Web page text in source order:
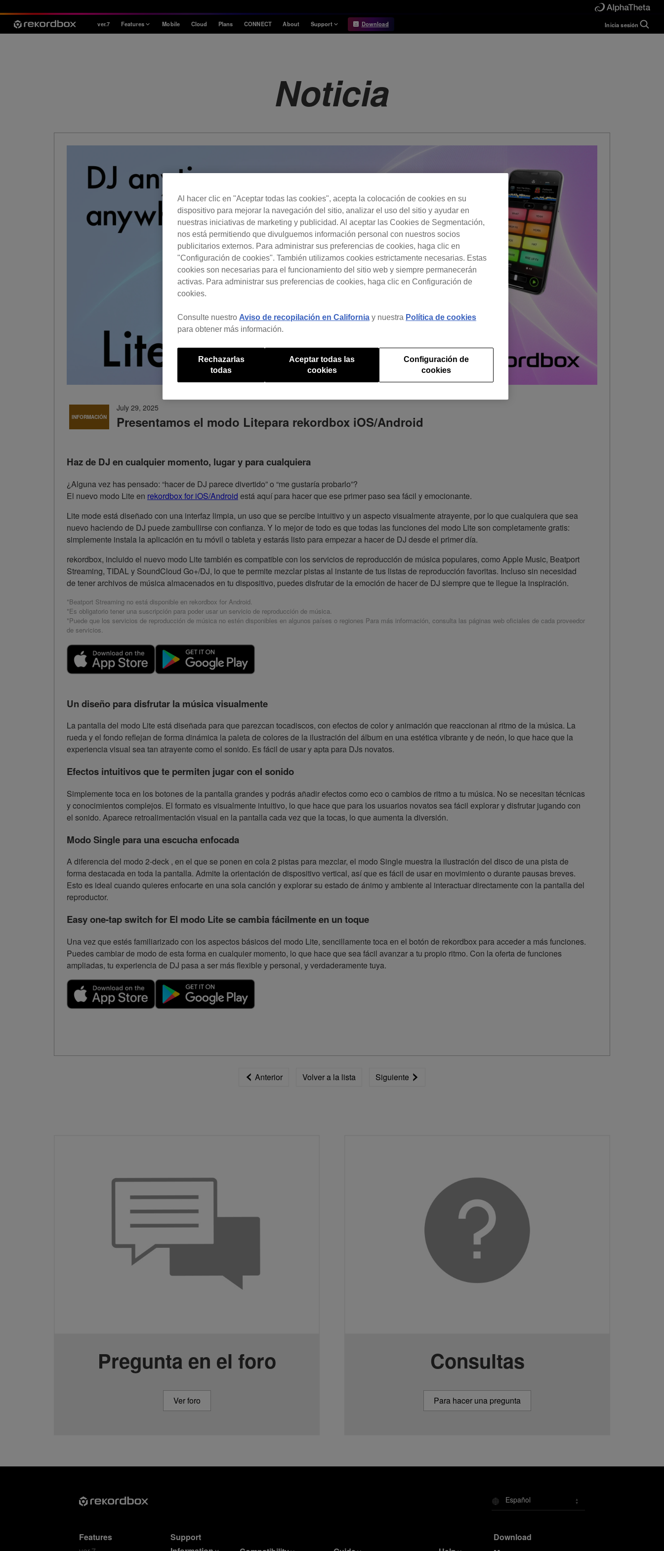
ver.7 Features Mobile Cloud Plans CONNECT About Support
Release Notes
Hardware Diagrams
Requirements
Download Inicia sesión
Noticia
INFORMACIÓN
July 29, 2025
Presentamos el modo Litepara rekordbox iOS/Android
Haz de DJ en cualquier momento, lugar y para cualquiera
¿Alguna vez has pensado: “hacer de DJ parece divertido” o “me gustaría probarlo”?
El nuevo modo Lite en rekordbox for iOS/Android está aquí para hacer que ese primer paso sea fácil y emocionante.
Lite mode está diseñado con una interfaz limpia, un uso que se percibe intuitivo y un aspecto visualmente atrayente, por lo que cualquiera que sea
nuevo haciendo de DJ puede zambullirse con confianza. Y lo mejor de todo es que todas las funciones del modo Lite son completamente gratis:
simplemente instala la aplicación en tu móvil o tableta y estarás listo para empezar a hacer de DJ desde el primer día.
rekordbox, incluido el nuevo modo Lite también es compatible con los servicios de reproducción de música populares, como Apple Music, Beatport
Streaming, TIDAL y SoundCloud Go+/DJ, lo que te permite mezclar pistas al instante de tus listas de reproducción favoritas. Incluso sin necesidad
de tener archivos de música almacenados en tu dispositivo, puedes disfrutar de la emoción de hacer de DJ siempre que te llegue la inspiración.
*Beatport Streaming no está disponible en rekordbox for Android.
*Es obligatorio tener una suscripción para poder usar un servicio de reproducción de música.
*Puede que los servicios de reproducción de música no estén disponibles en algunos países o regiones Para más información, consulta las páginas web oficiales de cada proveedor
de servicios.
Un diseño para disfrutar la música visualmente
La pantalla del modo Lite está diseñada para que parezcan tocadiscos, con efectos de color y animación que reaccionan al ritmo de la música. La
rueda y el fondo reflejan de forma dinámica la paleta de colores de la ilustración del álbum en una estética vibrante y de neón, lo que hace que la
experiencia visual sea tan atrayente como el sonido. Es fácil de usar y apta para DJs novatos.
Efectos intuitivos que te permiten jugar con el sonido
Simplemente toca en los botones de la pantalla grandes y podrás añadir efectos como eco o cambios de ritmo a tu música. No se necesitan técnicas
y conocimientos complejos. El formato es visualmente intuitivo, lo que hace que para los usuarios novatos sea fácil explorar y disfrutar jugando con
el sonido. Aparece retroalimentación visual en la pantalla cada vez que la tocas, lo que aumenta la diversión.
Modo Single para una escucha enfocada
A diferencia del modo 2-deck , en el que se ponen en cola 2 pistas para mezclar, el modo Single muestra la ilustración del disco de una pista de
forma destacada en toda la pantalla. Admite la orientación de dispositivo vertical, así que es fácil de usar en movimiento o durante pausas breves.
Esto es ideal cuando quieres enfocarte en una sola canción y explorar su estado de ánimo y ambiente al interactuar directamente con la pantalla del
reproductor.
Easy one-tap switch for El modo Lite se cambia fácilmente en un toque
Una vez que estés familiarizado con los aspectos básicos del modo Lite, sencillamente toca en el botón de rekordbox para acceder a más funciones.
Puedes cambiar de modo de esta forma en cualquier momento, lo que hace que sea fácil avanzar a tu propio ritmo. Con la oferta de funciones
ampliadas, tu experiencia de DJ pasa a ser más flexible y personal, y verdaderamente tuya.
Anterior Volver a la lista Siguiente
Pregunta en el foro
Ver foro
Consultas
Para hacer una pregunta
Español
Features
Support
Download
Al hacer clic en "Aceptar todas las cookies", acepta la colocación de cookies en su
dispositivo para mejorar la navegación del sitio, analizar el uso del sitio y ayudar en
nuestras iniciativas de marketing y publicidad. Al aceptar las Cookies de Segmentación,
nos está permitiendo que divulguemos información personal con nuestros socios
publicitarios externos. Para administrar sus preferencias de cookies, haga clic en
"Configuración de cookies". También utilizamos cookies estrictamente necesarias. Estas
cookies son necesarias para el funcionamiento del sitio web y siempre permanecerán
activas. Para administrar sus preferencias de cookies, haga clic en Configuración de
cookies.
Consulte nuestro Aviso de recopilación en California y nuestra Política de cookies
para obtener más información.
Configuración de
cookies
Rechazarlas
todas
Aceptar todas las
cookies